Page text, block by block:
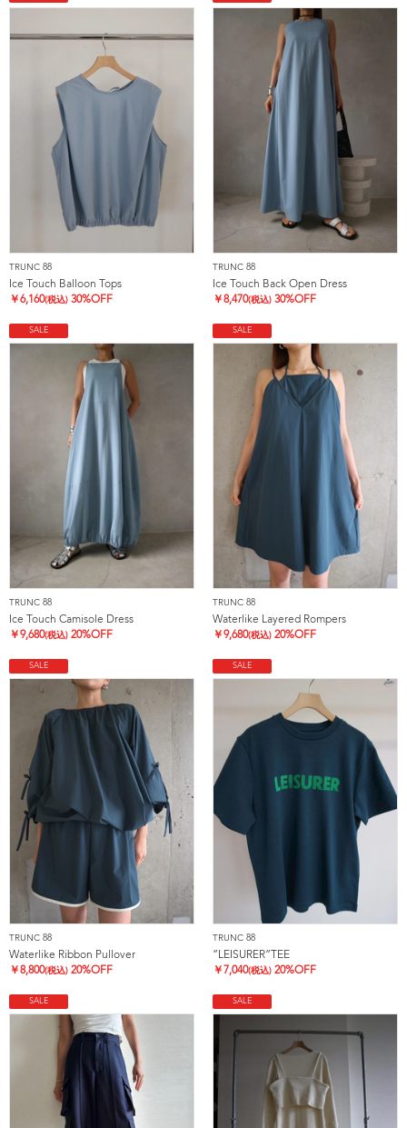
TRUNC 88
Ice Touch Balloon Tops
￥6,160(税込) 30%OFF
TRUNC 88
Ice Touch Back Open Dress
￥8,470(税込) 30%OFF
SALE
TRUNC 88
Ice Touch Camisole Dress
￥9,680(税込) 20%OFF
SALE
TRUNC 88
Waterlike Layered Rompers
￥9,680(税込) 20%OFF
SALE
TRUNC 88
Waterlike Ribbon Pullover
￥8,800(税込) 20%OFF
SALE
TRUNC 88
”LEISURER”TEE
￥ 7,040(税込) 20%OFF
SALE SALE